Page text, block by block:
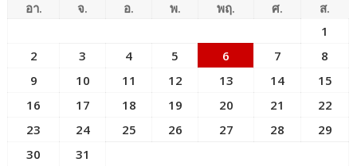
อา. จ. อ. พ. พฤ. ศ.
ส.
1
2
3 4 5 6 7
8
9
10 11 12 13 14
15
16
17 18 19 20 21
22
23
24 25 26 27 28
29
30
31